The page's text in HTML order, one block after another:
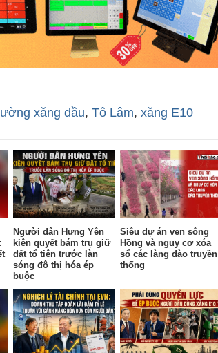
xăng dầu, Tô Lâm, xăng E10
Người dân Hưng Yên
kiên quyết bám trụ giữ
đất tổ tiên trước làn
sóng đô thị hóa ép
buộc
Siêu dự án ven sông
Hồng và nguy cơ xóa
sổ các làng đào truyền
thống